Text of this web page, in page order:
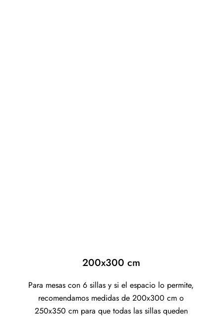
200x300 cm
Para mesas con 6 sillas y si el espacio lo permite,
recomendamos medidas de 200x300 cm o
250x350 cm para que todas las sillas queden